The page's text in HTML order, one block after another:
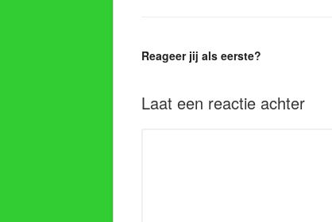
Reageer jij als eerste?
Laat een reactie achter